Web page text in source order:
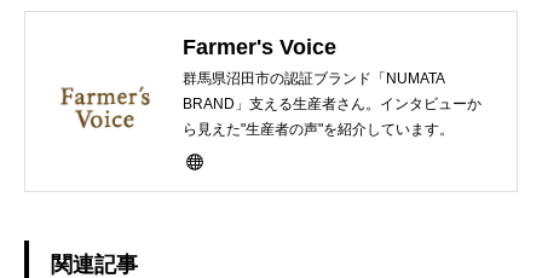
Farmer's Voice
群馬県沼田市の認証ブランド「NUMATA
BRAND」支える生産者さん。インタビューか
ら見えた"生産者の声"を紹介しています。
関連記事